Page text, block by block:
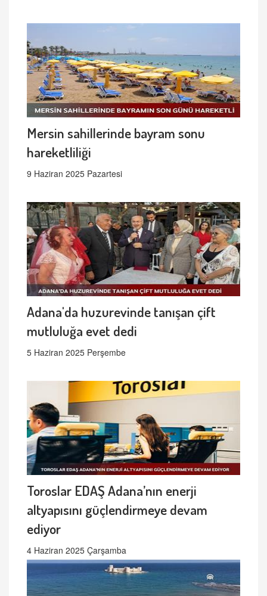
Mersin sahillerinde bayram sonu
hareketliliği
9 Haziran 2025 Pazartesi
Adana'da huzurevinde tanışan çift
mutluluğa evet dedi
5 Haziran 2025 Perşembe
Toroslar EDAŞ Adana’nın enerji
altyapısını güçlendirmeye devam
ediyor
4 Haziran 2025 Çarşamba